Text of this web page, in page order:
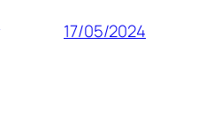
17/05/2024